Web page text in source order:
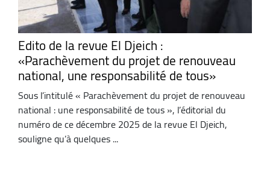
Edito de la revue El Djeich :
«Parachèvement du projet de renouveau
national, une responsabilité de tous»
Sous l’intitulé « Parachèvement du projet de renouveau
national : une responsabilité de tous », l’éditorial du
numéro de ce décembre 2025 de la revue El Djeich,
souligne qu’à quelques ...